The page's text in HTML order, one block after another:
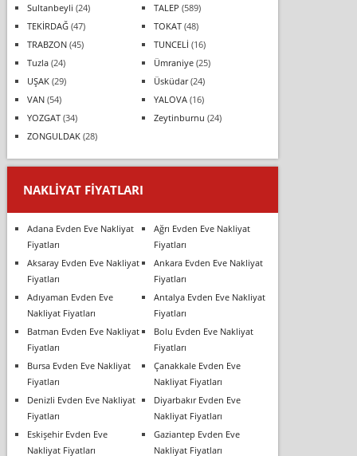
Sultanbeyli (24) TALEP (589)
TEKİRDAĞ(47) TOKAT(48)
TRABZON(45) TUNCELİ (16)
Tuzla(24) Ümraniye(25)
UŞAK(29) Üsküdar(24)
VAN(54) YALOVA(16)
YOZGAT(34) Zeytinburnu (24)
ZONGULDAK(28)
NAKLIYAT FIYATLARI
Adana Evden Eve Nakliyat
Fiyatları
Ağrı Evden Eve Nakliyat
Fiyatları
Aksaray Evden Eve Nakliyat
Fiyatları
Ankara Evden Eve Nakliyat
Fiyatları
Adıyaman Evden Eve
Nakliyat Fiyatları
Antalya Evden Eve Nakliyat
Fiyatları
Batman Evden Eve Nakliyat
Fiyatları
Bolu Evden Eve Nakliyat
Fiyatları
Bursa Evden Eve Nakliyat
Fiyatları
Çanakkale Evden Eve
Nakliyat Fiyatları
Denizli Evden Eve Nakliyat
Fiyatları
Diyarbakır Evden Eve
Nakliyat Fiyatları
Eskişehir Evden Eve
Nakliyat Fiyatları
Gaziantep Evden Eve
Nakliyat Fiyatları